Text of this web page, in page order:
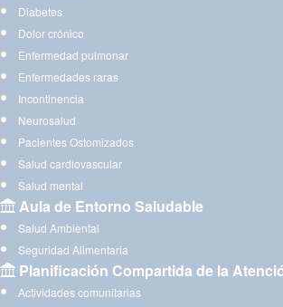
Diabetes
Dolor crónico
Enfermedad pulmonar
Enfermedades raras
Incontinencia
Neurosalud
Pacientes Ostomizados
Salud cardiovascular
Salud mental
Aula de Entorno Saludable
Salud Ambiental
Seguridad Alimentaria
Planificación Compartida de la
Actividades comunitarias